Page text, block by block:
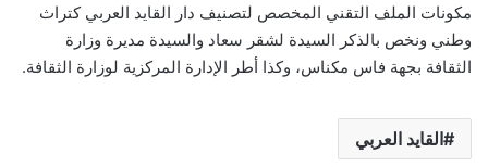
مكونات الملف التقني المخصص لتصنيف دار القايد العربي كتراث
وطني ونخص بالذكر السيدة لشقر سعاد والسيدة مديرة وزارة
الثقافة بجهة فاس مكناس، وكذا أطر الإدارة المركزية لوزارة الثقافة.
القايد العربي